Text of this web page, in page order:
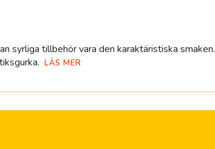
syrliga tillbehör vara den karaktäristiska smaken.
LÄS MER